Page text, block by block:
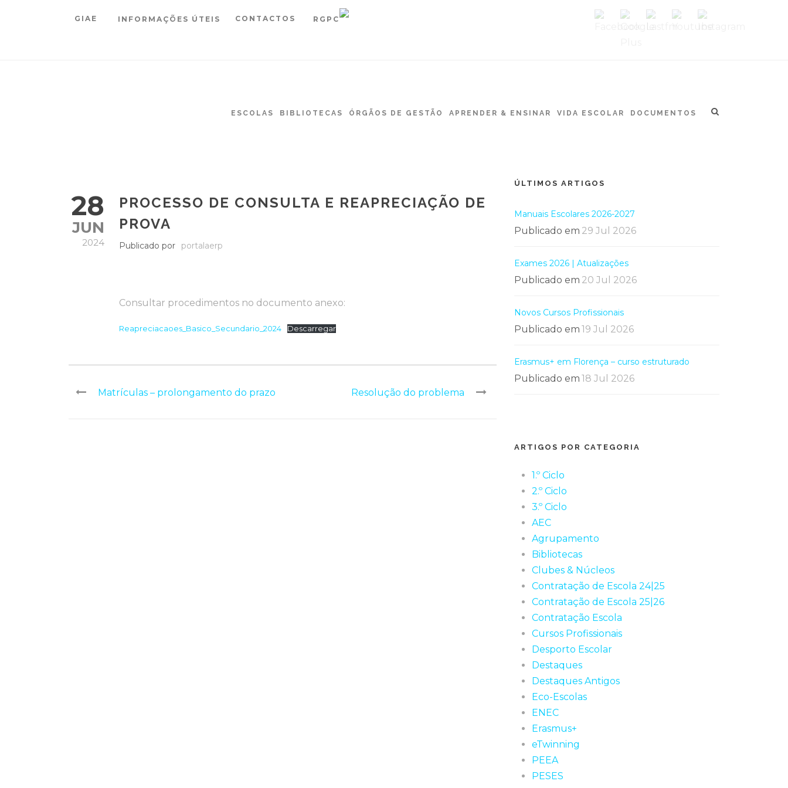
GIAE INFORMAÇÕES ÚTEIS CONTACTOS RGPC
ESCOLAS BIBLIOTECAS ÓRGÃOS DE GESTÃO APRENDER & ENSINAR VIDA ESCOLAR DOCUMENTOS
28
JUN
2024
PROCESSO DE CONSULTA E REAPRECIAÇÃO DE
PROVA
Publicado por portalaerp
Consultar procedimentos no documento anexo:
Reapreciacaoes_Basico_Secundario_2024 Descarregar
Matrículas – prolongamento do prazo Resolução do problema
ÚLTIMOS ARTIGOS
Manuais Escolares 2026-2027
Publicado em 29 Jul 2026
Exames 2026 | Atualizações
Publicado em 20 Jul 2026
Novos Cursos Profissionais
Publicado em 19 Jul 2026
Erasmus+ em Florença – curso estruturado
Publicado em 18 Jul 2026
ARTIGOS POR CATEGORIA
1.º Ciclo
2.º Ciclo
3.º Ciclo
AEC
Agrupamento
Bibliotecas
Clubes & Núcleos
Contratação de Escola 24|25
Contratação de Escola 25|26
Contratação Escola
Cursos Profissionais
Desporto Escolar
Destaques
Destaques Antigos
Eco-Escolas
ENEC
Erasmus+
eTwinning
PEEA
PESES